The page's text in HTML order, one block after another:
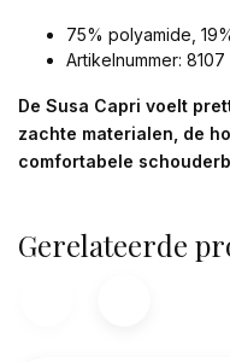
75% polyamide,
Artikelnummer: 8107
De Susa Capri voelt
zachte materialen, de
comfortabele
Gerelateerde